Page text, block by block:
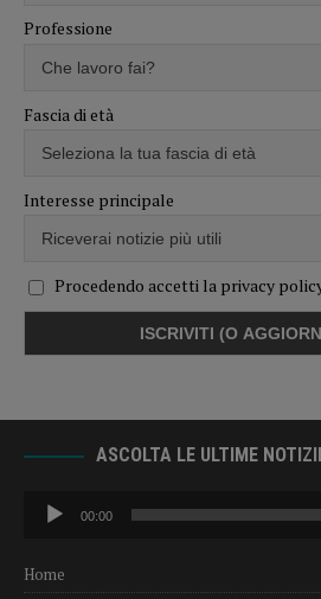
Professione
Fascia di età
Interesse principale
Procedendo accetti la privacy
ASCOLTA LE ULTIME
Audio
Player
00:00
Home